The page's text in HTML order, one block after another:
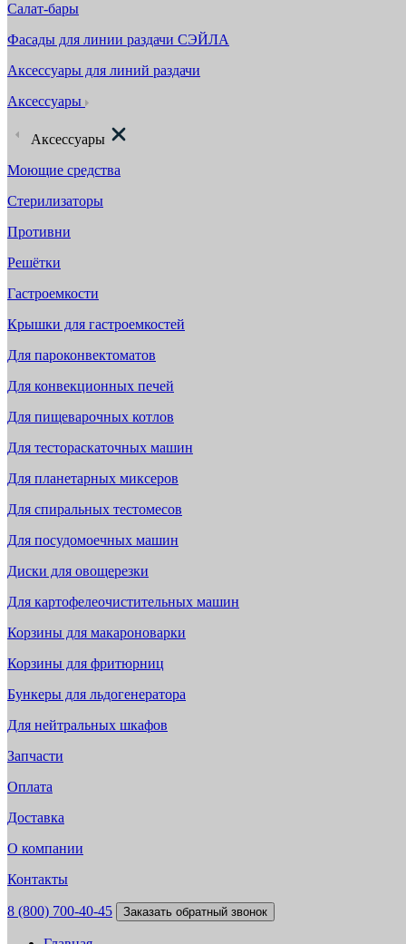
Салат-бары
Фасады для линии раздачи СЭЙЛА
Аксессуары для линий раздачи
Аксессуары
Аксессуары
Моющие средства
Стерилизаторы
Противни
Решётки
Гастроемкости
Крышки для гастроемкостей
Для пароконвектоматов
Для конвекционных печей
Для пищеварочных котлов
Для тестораскаточных машин
Для планетарных миксеров
Для спиральных тестомесов
Для посудомоечных машин
Диски для овощерезки
Для картофелеочистительных машин
Корзины для макароноварки
Корзины для фритюрниц
Бункеры для льдогенератора
Для нейтральных шкафов
Запчасти
Оплата
Доставка
О компании
Контакты
8 (800) 700-40-45 Заказать обратный звонок